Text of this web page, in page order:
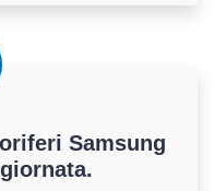
Samsung